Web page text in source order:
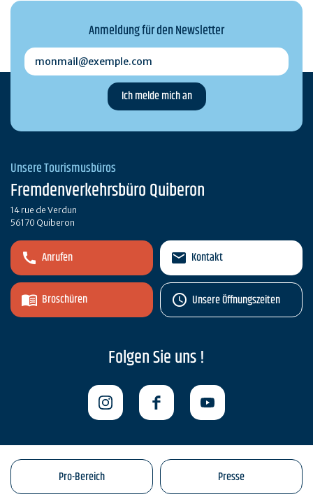
Anmeldung für den Newsletter
monmail@exemple.com
Unsere Tourismusbüros
Fremdenverkehrsbüro Quiberon
14 rue de Verdun
56170 Quiberon
Anrufen
Broschüren
Kontakt
Unsere Öffnungszeiten
Folgen Sie uns !
Pro-Bereich Presse